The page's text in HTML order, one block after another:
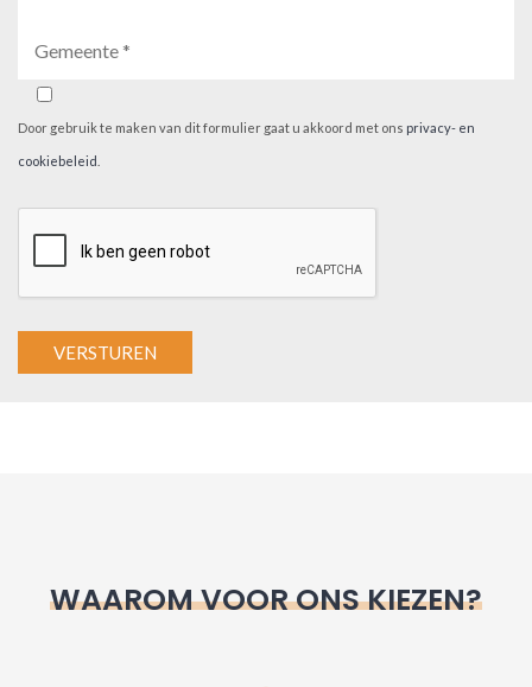
Door gebruik te maken van dit formulier gaat u akkoord met ons privacy- en
cookiebeleid
WAAROM VOOR ONS KIEZEN?